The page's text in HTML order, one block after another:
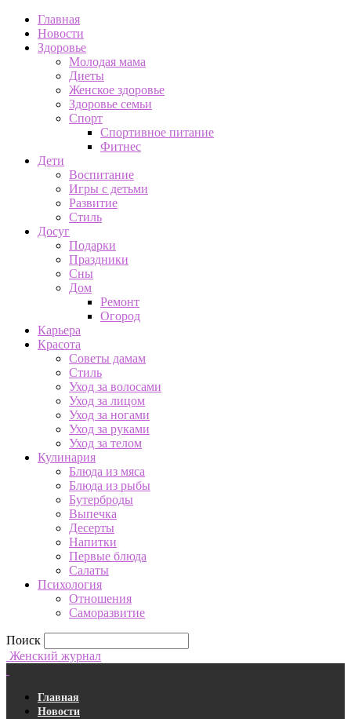
Главная
Новости
Здоровье
Молодая мама
Диеты
Женское здоровье
Здоровье семьи
Спорт
Спортивное питание
Фитнес
Дети
Воспитание
Игры с детьми
Развитие
Стиль
Досуг
Подарки
Праздники
Сны
Дом
Ремонт
Огород
Карьера
Красота
Советы дамам
Стиль
Уход за волосами
Уход за лицом
Уход за ногами
Уход за руками
Уход за телом
Кулинария
Блюда из мяса
Блюда из рыбы
Бутерброды
Выпечка
Десерты
Напитки
Первые блюда
Салаты
Психология
Отношения
Саморазвитие
Поиск
Женский журнал
Главная
Новости